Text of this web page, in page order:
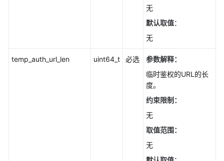
无
默认取值：
无
temp_auth_url_len uint64_t 必选
参数解释：
临时鉴权的URL的长
度。
约束限制：
无
取值范围：
无